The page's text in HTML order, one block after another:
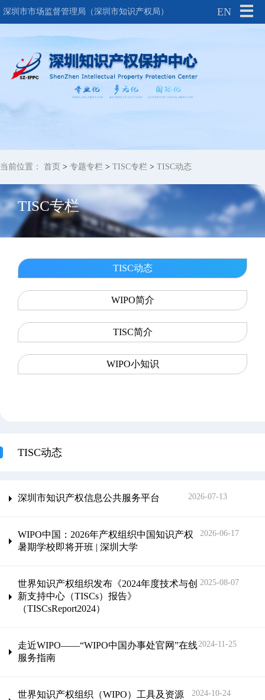
深圳市市场监督管理局（深圳市知识产权局） EN
当前位置： 首页 > 专题专栏 > TISC专栏 > TISC动态
TISC专栏
TISC动态
WIPO简介
TISC简介
WIPO小知识
TISC动态
深圳市知识产权信息公共服务平台 2026-07-13
WIPO中国：2026年产权组织中国知识产权
暑期学校即将开班 | 深圳大学
2026-06-17
世界知识产权组织发布《2024年度技术与创
新支持中心（TISCs）报告》
（TISCsReport2024）
2025-08-07
走近WIPO——“WIPO中国办事处官网”在线
服务指南
2024-11-25
世界知识产权组织（WIPO）工具及资源
2024-10-24